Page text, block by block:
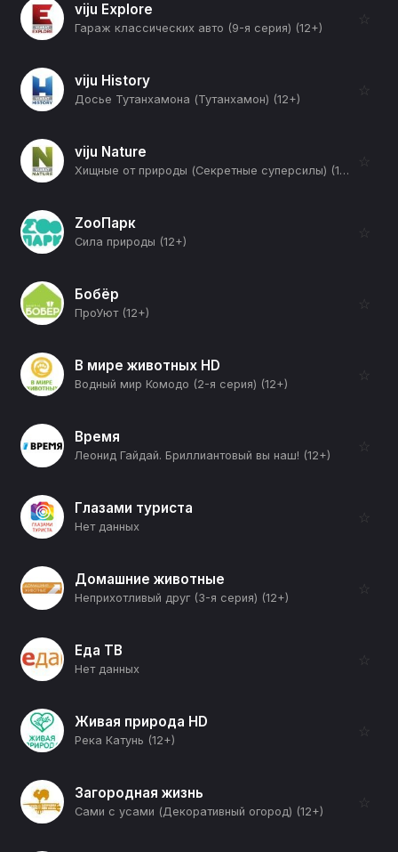
viju Explore
Гараж классических авто (9-я серия) (12+)
☆
viju History
Досье Тутанхамона (Тутанхамон) (12+)
☆
viju Nature
Хищные от природы (Секретные суперсилы) (12+)
☆
ZooПарк
Сила природы (12+)
☆
Бобёр
ПроУют (12+)
☆
В мире животных HD
Водный мир Комодо (2-я серия) (12+)
☆
Время
Леонид Гайдай. Бриллиантовый вы наш! (12+)
☆
Глазами туриста
Нет данных
☆
Домашние животные
Неприхотливый друг (3-я серия) (12+)
☆
Еда ТВ
Нет данных
☆
Живая природа HD
Река Катунь (12+)
☆
Загородная жизнь
Сами с усами (Декоративный огород) (12+)
☆